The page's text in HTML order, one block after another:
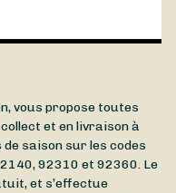
vous propose toutes
et en livraison à
saison sur les codes
92310 et 92360. Le
et s’effectue